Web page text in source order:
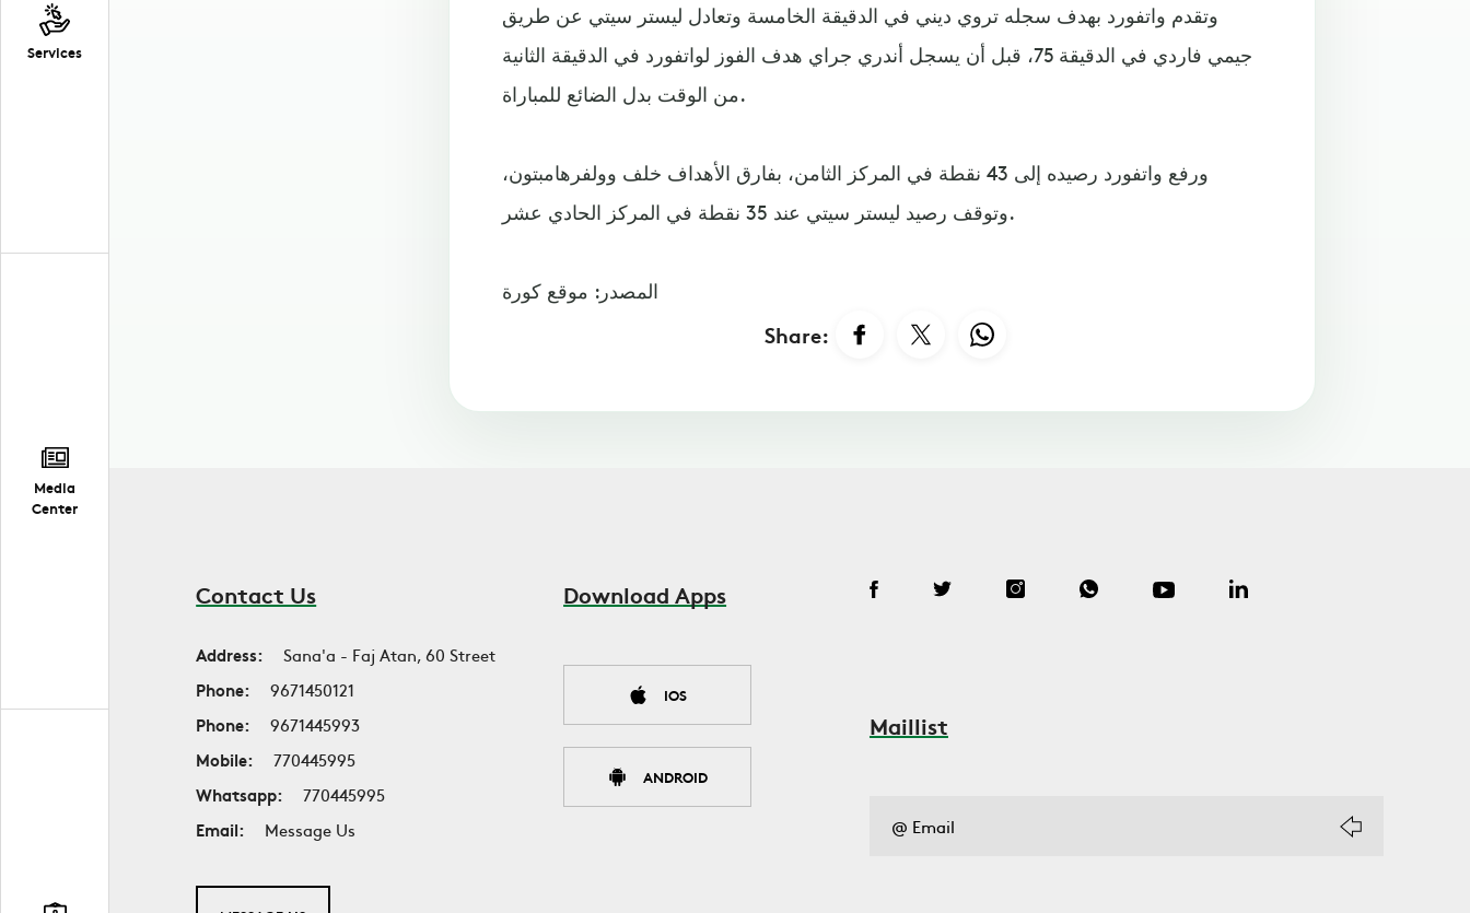
Services
Media
Center
وتقدم واتفورد بهدف سجله تروي ديني في الدقيقة الخامسة وتعادل ليستر سيتي عن طريق
جيمي فاردي في الدقيقة 75، قبل أن يسجل أندري جراي هدف الفوز لواتفورد في الدقيقة الثانية
من الوقت بدل الضائع للمباراة.
ورفع واتفورد رصيده إلى 43 نقطة في المركز الثامن، بفارق الأهداف خلف وولفرهامبتون،
وتوقف رصيد ليستر سيتي عند 35 نقطة في المركز الحادي عشر.
المصدر: موقع كورة
Share:
Contact Us
Address:
Sana'a - Faj Atan, 60 Street
Phone:
9671450121
Phone:
9671445993
Mobile:
770445995
Whatsapp:
770445995
Email:
Message Us
Download Apps
IOS
ANDROID
Maillist